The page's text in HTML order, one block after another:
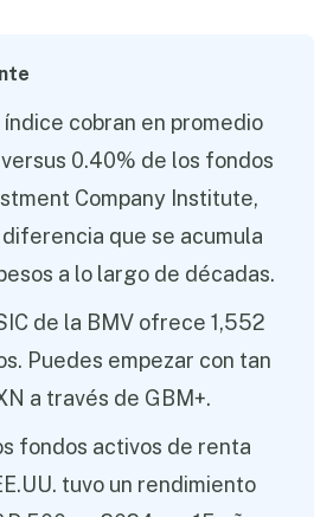
índice cobran en promedio
0.40% de los fondos
Company Institute,
que se acumula
a lo largo de décadas.
de la BMV ofrece 1,552
Puedes empezar con tan
a través de GBM+.
fondos activos de renta
tuvo un rendimiento